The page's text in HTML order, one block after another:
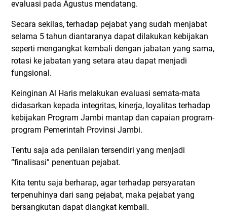
evaluasi pada Agustus mendatang.
Secara sekilas, terhadap pejabat yang sudah menjabat
selama 5 tahun diantaranya dapat dilakukan kebijakan
seperti mengangkat kembali dengan jabatan yang sama,
rotasi ke jabatan yang setara atau dapat menjadi
fungsional.
Keinginan Al Haris melakukan evaluasi semata-mata
didasarkan kepada integritas, kinerja, loyalitas terhadap
kebijakan Program Jambi mantap dan capaian program-
program Pemerintah Provinsi Jambi.
Tentu saja ada penilaian tersendiri yang menjadi
“finalisasi” penentuan pejabat.
Kita tentu saja berharap, agar terhadap persyaratan
terpenuhinya dari sang pejabat, maka pejabat yang
bersangkutan dapat diangkat kembali.